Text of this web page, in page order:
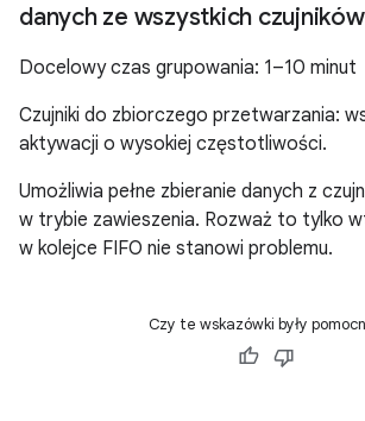
danych ze wszystkich czujników
Docelowy czas grupowania: 1–10 minut
Czujniki do zbiorczego przetwarzania:
aktywacji o wysokiej częstotliwości.
Umożliwia pełne zbieranie danych z
w trybie zawieszenia. Rozważ to tylko
w kolejce FIFO nie stanowi problemu.
Czy te wskazówki były